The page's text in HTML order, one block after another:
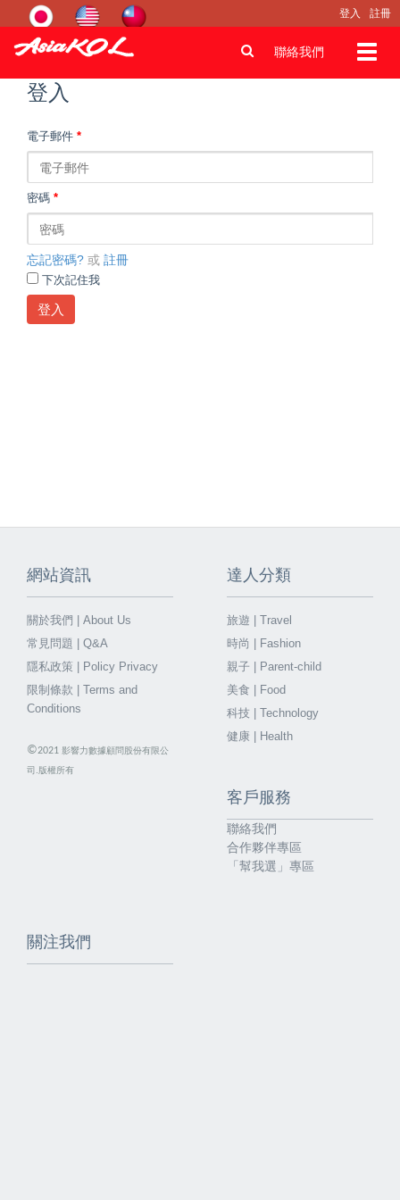
登入 註冊
聯絡我們
登入
電子郵件 *
密碼 *
忘記密碼? 或 註冊
下次記住我
登入
網站資訊
關於我們 | About Us
常見問題 | Q&A
隱私政策 | Policy Privacy
限制條款 | Terms and
Conditions
©2021 影響力數據顧問股份有限公
司.版權所有
達人分類
旅遊 | Travel
時尚 | Fashion
親子 | Parent-child
美食 | Food
科技 | Technology
健康 | Health
客戶服務
聯絡我們
合作夥伴專區
「幫我選」專區
關注我們